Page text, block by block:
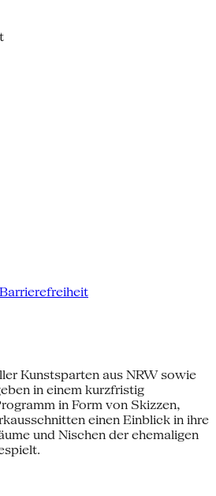
Kunstsparten aus NRW sowie
in einem kurzfristig
in Form von Skizzen,
einen Einblick in ihre
und Nischen der ehemaligen